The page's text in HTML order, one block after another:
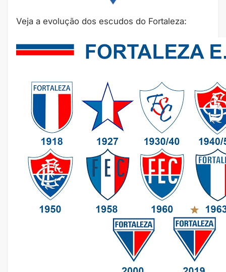
Veja a evolução dos escudos do Fortaleza: